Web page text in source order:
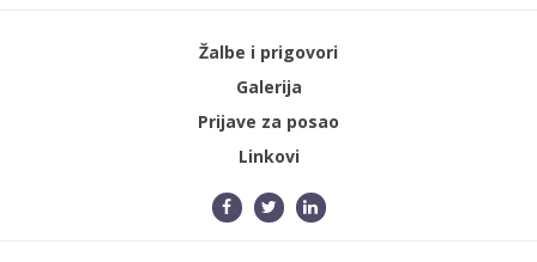
Žalbe i prigovori
Galerija
Prijave za posao
Linkovi